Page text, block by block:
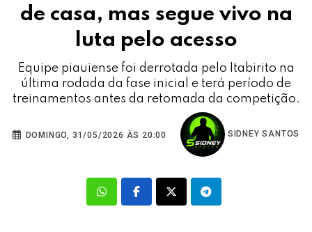
de casa, mas segue vivo na
luta pelo acesso
Equipe piauiense foi derrotada pelo Itabirito na
última rodada da fase inicial e terá período de
treinamentos antes da retomada da competição.
DOMINGO, 31/05/2026 ÀS 20:00 SIDNEY SANTOS